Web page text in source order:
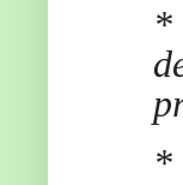
*
*